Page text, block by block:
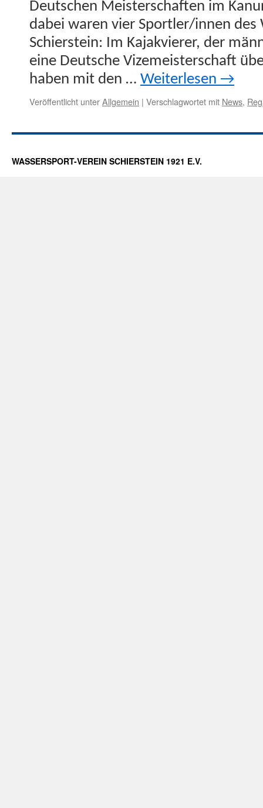
Deutschen Meis­ter­schaften im
dabei waren vier Sportler/innen des
Schier­stein: Im Kajakvier­er, der
eine Deutsche Vize­meis­ter­schaft
haben mit den … Weit­er­lesen →
Veröffentlicht unterAllgemein | Verschlagwortet mit News,
WASSERSPORT-VEREIN SCHIERSTEIN 1921 E.V.